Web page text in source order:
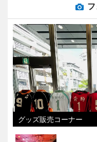
グッズ販売コーナー